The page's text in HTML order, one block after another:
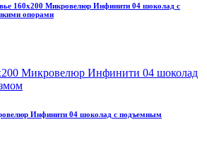
160х200 Микровелюр Инфинити 04 шоколад с
опорами
Инфинити 04 шоколад с подъемным